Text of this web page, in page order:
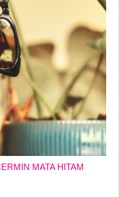
MATA HITAM